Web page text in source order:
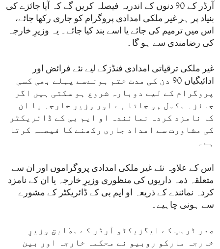
آرڈر کے 90 دنوں کے اندریہ فیصلہ کریں گے کہ آیا جائزے کی
بنیاد پر ہر غیر ملکی امدادی پروگرام کو جاری رکھا جائے،
اس میں ترمیم کی جائے یا اسے بند کیا جائے۔ یہ وزیرِ خارجہ
کی رضامندی سے ہو گا۔
غیر ملکی ترقیاتی امدادی فنڈزکے لیے نئے فرائض اور
ادائیگیاں 90 دن کی مدت ختم ہونےسے پہلے بھی کسی
پروگرام کے لیے دوبارہ شروع ہو سکتی ہیں اگر
جائزہ مکمل ہو جاتا ہے اور وزیر خارجہ یا ان
کا نامزد کردہ نمائندہ او ایم بی کے ڈائریکٹر
کی مشاورت سے امداد جاری رکھنے کا فیصلہ کرتا
ہے۔
اس کے علاوہ نئے غیر ملکی امدادی پروگراموں اور ان سے
متعلقہ ذمہ داریوں کی منظوری وزیرِ خارجہ یا ان کے نامزد
کردہ نمائندے کے ذریعہ او ایم بی کے ڈائریکٹر کے مشورے
سے ہونی چاہیے۔
صدر ٹرمپ کے ایگزیکٹو آرڈر کے مطابق وزیرِ
خارجہ مارکو روبیو نے محکمہ خارجہ اور بین